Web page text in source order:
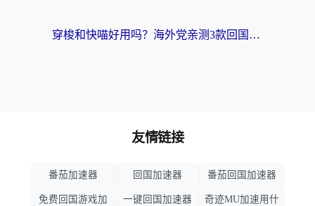
穿梭和快喵好用吗？海外党亲测3款回国加速器，附日本回国VPN避坑指南
友情链接
番茄加速器 回国加速器 番茄回国加速器
免费回国游戏加 一键回国加速器 奇迹MU加速用什